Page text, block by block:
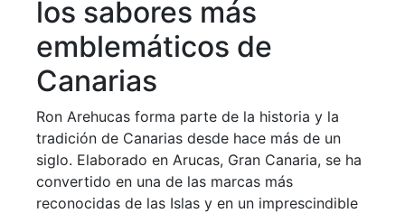
los sabores más
emblemáticos de
Canarias
Ron Arehucas forma parte de la historia y la
tradición de Canarias desde hace más de un
siglo. Elaborado en Arucas, Gran Canaria, se ha
convertido en una de las marcas más
reconocidas de las Islas y en un imprescindible